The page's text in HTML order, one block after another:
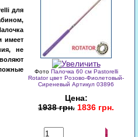
Фото Палочка 60 см Pastorelli
Rotator цвет Розово-Фиолетовый-
Сиреневый Артикул 03896
Цена:
1938 грн. 1836 грн.
для
имеет
не